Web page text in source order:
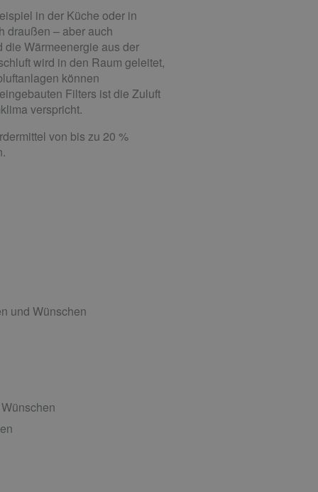
in der Küche oder in
draußen – aber auch
die Wärmeenergie aus der
wird in den Raum geleitet,
können
Filters ist die Zuluft
verspricht.
von bis zu 20 %
und Wünschen